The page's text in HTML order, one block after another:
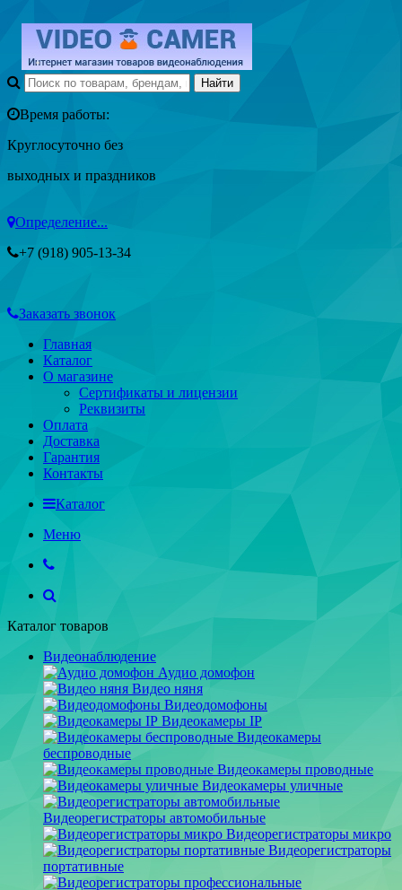
Время работы:
Круглосуточно без
выходных и праздников
Определение...
+7 (918) 905-13-34
Заказать звонок
Главная
Каталог
О магазине
Сертификаты и лицензии
Реквизиты
Оплата
Доставка
Гарантия
Контакты
Каталог
Меню
Каталог товаров
Видеонаблюдение
Аудио домофон
Видео няня
Видеодомофоны
Видеокамеры IP
Видеокамеры
беспроводные
Видеокамеры проводные
Видеокамеры уличные
Видеорегистраторы автомобильные
Видеорегистраторы микро
Видеорегистраторы
портативные